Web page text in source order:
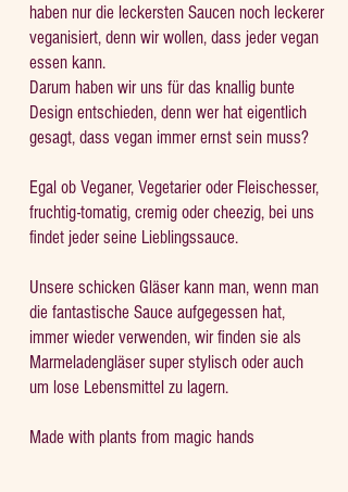
haben nur die leckersten Saucen noch leckerer
veganisiert, denn wir wollen, dass jeder vegan
essen kann.
Darum haben wir uns für das knallig bunte
Design entschieden, denn wer hat eigentlich
gesagt, dass vegan immer ernst sein muss?
Egal ob Veganer, Vegetarier oder Fleischesser,
fruchtig-tomatig, cremig oder cheezig, bei uns
findet jeder seine Lieblingssauce.
Unsere schicken Gläser kann man, wenn man
die fantastische Sauce aufgegessen hat,
immer wieder verwenden, wir finden sie als
Marmeladengläser super stylisch oder auch
um lose Lebensmittel zu lagern.
Made with plants from magic hands